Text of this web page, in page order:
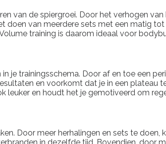
van de spiergroei. Door het verhogen
doen van meerdere sets met een matig
training is daarom ideaal voor
je trainingsschema. Door af en toe een
en voorkomt dat je in een plateau
leuker en houdt het je gemotiveerd om
Door meer herhalingen en sets te
in dezelfde tijd. Bovendien, door